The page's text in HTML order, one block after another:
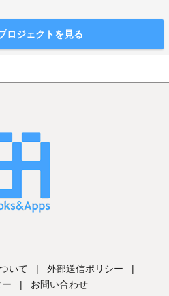
ロジェクトを見る
いて | 外部送信ポリシー
|
| お問い合わせ